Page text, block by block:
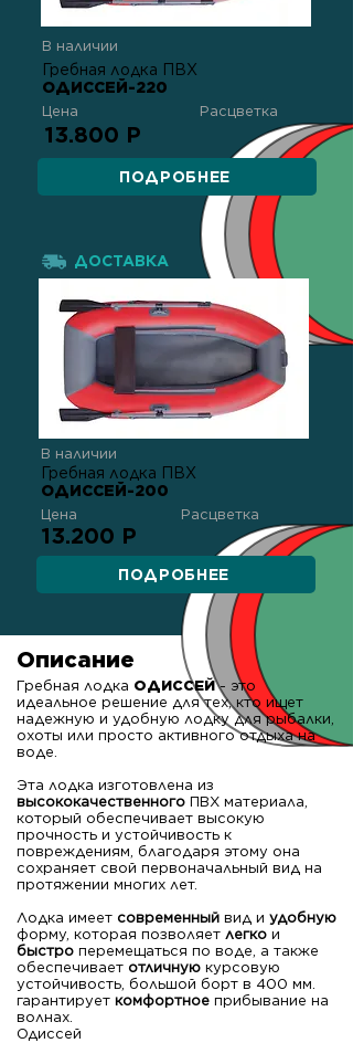
В наличии
Гребная лодка ПВХ
ОДИССЕЙ-220
Цена Расцветка
13.800 Р
ПОДРОБНЕЕ
ДОСТАВКА
В наличии
Гребная лодка ПВХ
ОДИССЕЙ-200
Цена
13.200 Р
Расцветка
ПОДРОБНЕЕ
Описание
Гребная лодка ОДИССЕЙ- это
идеальное решение для тех, кто ищет
надежную и удобную лодку для рыбалки,
охоты или просто активного отдыха на
воде.
Эта лодка изготовлена из
высококачественного ПВХ материала,
который обеспечивает высокую
прочность и устойчивость к
повреждениям, благодаря этому она
сохраняет свой первоначальный вид на
протяжении многих лет.
Лодка имеет современный вид и удобную
форму, которая позволяет легко и
быстро перемещаться по воде, а также
обеспечивает отличную курсовую
устойчивость, большой борт в 400 мм.
гарантирует комфортное прибывание на
волнах.
Одиссей